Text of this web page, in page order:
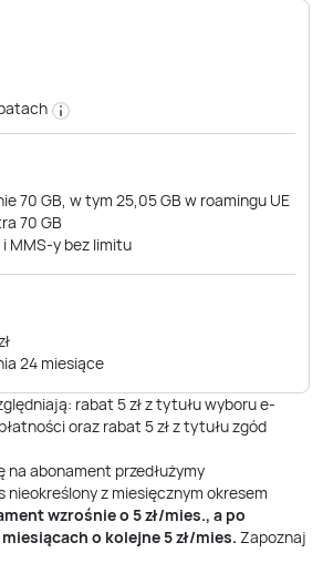
70 GB, w tym 25,05 GB w roamingu UE
70 GB
MMS-y bez limitu
24 miesiące
rabat 5 zł z tytułu wyboru e-
oraz rabat 5 zł z tytułu zgód
na abonament przedłużymy
z miesięcznym okresem
wzrośnie o 5zł/mies., a po
o kolejne5zł/mies. Zapoznaj